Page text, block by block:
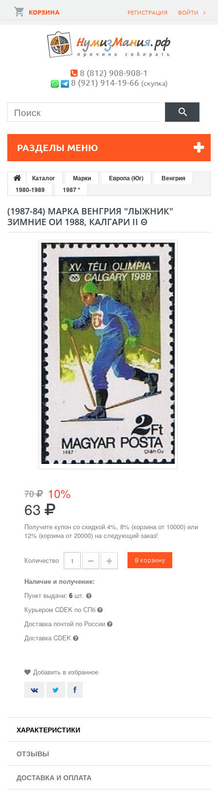
ВОЙТИ
РЕГИСТРАЦИЯ
КОРЗИНА
8 (812) 908-908-1
8 (921) 914-19-66 (скупка)
РАЗДЕЛЫ МЕНЮ
Каталог Марки Европа (Юг)
Венгрия
1980-1989
1987 *
(1987-84) МАРКА ВЕНГРИЯ "ЛЫЖНИК"
ЗИМНИЕ ОИ 1988, КАЛГАРИ II Θ
70 10%
63
Получите купон со скидкой 4%, 8% (корзина от 10000) или
12% (корзина от 20000) на следующий заказ!
Количество В корзину
Наличие и получение:
Пункт выдачи: 6 шт.
Курьером CDEK по СПб
Доставка почтой по России
Доставка CDEK
Добавить в избранное
ХАРАКТЕРИСТИКИ
ОТЗЫВЫ
ДОСТАВКА И ОПЛАТА